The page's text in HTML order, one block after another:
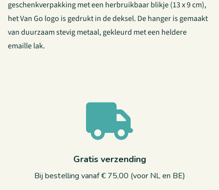
geschenkverpakking met een herbruikbaar blikje (13 x 9 cm),
het Van Go logo is gedrukt in de deksel. De hanger is gemaakt
van duurzaam stevig metaal, gekleurd met een heldere
emaille lak.
Gratis verzending
Bij bestelling vanaf € 75,00 (voor NL en BE)